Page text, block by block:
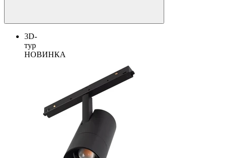
3D-
тур
НОВИНКА